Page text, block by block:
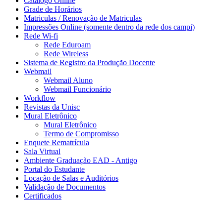
Grade de Horários
Matriculas / Renovação de Matriculas
Impressões Online (somente dentro da rede dos campi)
Rede Wi-fi
Rede Eduroam
Rede Wireless
Sistema de Registro da Produção Docente
Webmail
Webmail Aluno
Webmail Funcionário
Workflow
Revistas da Unisc
Mural Eletrônico
Mural Eletrônico
Termo de Compromisso
Enquete Rematrícula
Sala Virtual
Ambiente Graduação EAD - Antigo
Portal do Estudante
Locação de Salas e Auditórios
Validação de Documentos
Certificados